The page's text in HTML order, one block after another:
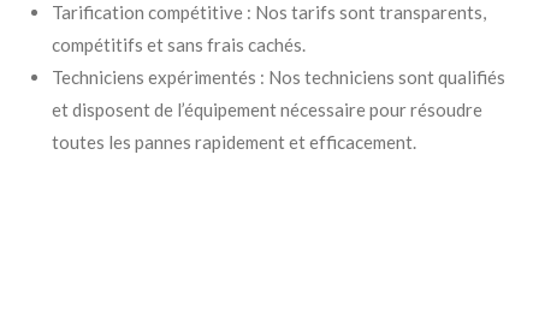
Tarification compétitive : Nos tarifs sont transparents,
compétitifs et sans frais cachés.
Techniciens expérimentés : Nos techniciens sont qualifiés
et disposent de l’équipement nécessaire pour résoudre
toutes les pannes rapidement et efficacement.